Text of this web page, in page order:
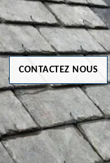
CONTACTEZ NOUS